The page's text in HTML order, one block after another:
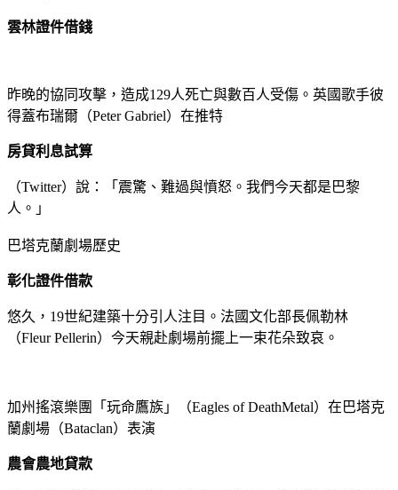
雲林證件借錢
昨晚的協同攻擊，造成129人死亡與數百人受傷。英國歌手彼
得蓋布瑞爾（Peter Gabriel）在推特
房貸利息試算
（Twitter）說：「震驚、難過與憤怒。我們今天都是巴黎
人。」
巴塔克蘭劇場歷史
彰化證件借款
悠久，19世紀建築十分引人注目。法國文化部長佩勒林
（Fleur Pellerin）今天親赴劇場前擺上一束花朵致哀。
加州搖滾樂團「玩命鷹族」（Eagles of DeathMetal）在巴塔克
蘭劇場（Bataclan）表演
農會農地貸款